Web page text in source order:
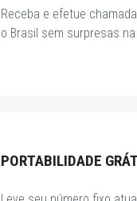
Receba e efetue
o Brasil sem surpresas
PORTABILIDADE